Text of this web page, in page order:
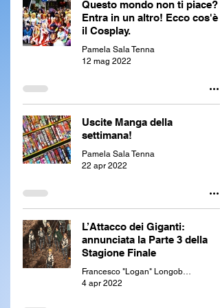
Questo mondo non ti piace?
Entra in un altro! Ecco cos'è
il Cosplay.
Pamela Sala Tenna
12 mag 2022
Uscite Manga della
settimana!
Pamela Sala Tenna
22 apr 2022
L’Attacco dei Giganti:
annunciata la Parte 3 della
Stagione Finale
Francesco "Logan" Longobardi
4 apr 2022